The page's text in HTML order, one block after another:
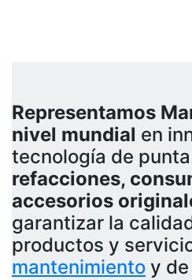
Representamos
nivel mundial en
tecnología de
refacciones,
accesorios
garantizar la
productos y
mantenimiento y de